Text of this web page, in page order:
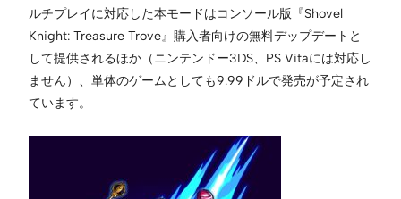
ルチプレイに対応した本モードはコンソール版『Shovel
Knight: Treasure Trove』購入者向けの無料デップデートと
して提供されるほか（ニンテンドー3DS、PS Vitaには対応し
ません）、単体のゲームとしても9.99ドルで発売が予定され
ています。